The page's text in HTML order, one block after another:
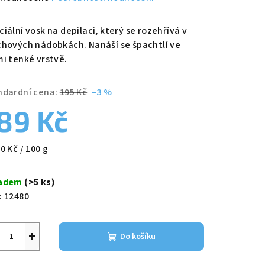
vosk na depilaci, který se rozehřívá v
nádobkách. Nanáší se špachtlí ve
tenké vrstvě.
cena: 195 Kč –3 %
Kč
Kč / 100 g
(>5 ks)
12480
+ Do košíku